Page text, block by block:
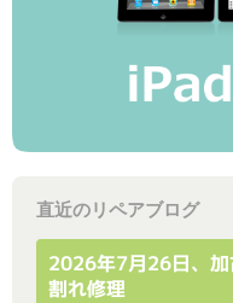
直近のリペアブログ
2026年7月26日、
割れ修理